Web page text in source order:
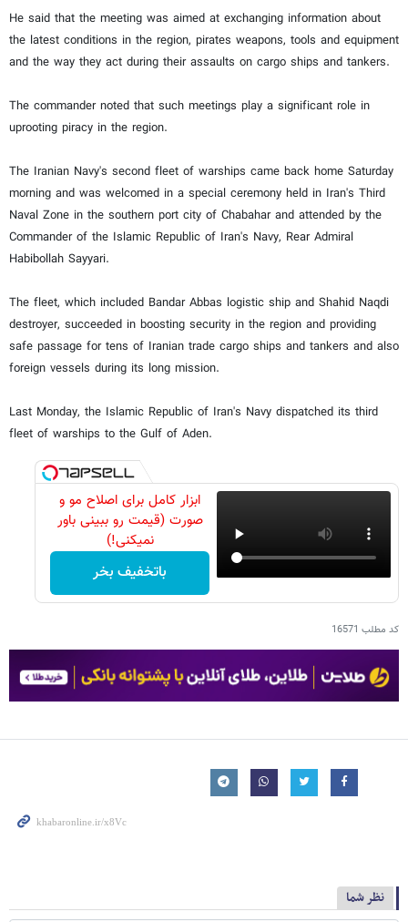
He said that the meeting was aimed at exchanging information about
the latest conditions in the region, pirates weapons, tools and equipment
and the way they act during their assaults on cargo ships and tankers.
The commander noted that such meetings play a significant role in
uprooting piracy in the region.
The Iranian Navy's second fleet of warships came back home Saturday
morning and was welcomed in a special ceremony held in Iran's Third
Naval Zone in the southern port city of Chabahar and attended by the
Commander of the Islamic Republic of Iran's Navy, Rear Admiral
Habibollah Sayyari.
The fleet, which included Bandar Abbas logistic ship and Shahid Naqdi
destroyer, succeeded in boosting security in the region and providing
safe passage for tens of Iranian trade cargo ships and tankers and also
foreign vessels during its long mission.
Last Monday, the Islamic Republic of Iran's Navy dispatched its third
fleet of warships to the Gulf of Aden.
ابزار کامل برای اصلاح مو و
صورت (قیمت رو ببینی باور
نمیکنی!)
باتخفیف بخر
کد مطلب 16571
نظر شما